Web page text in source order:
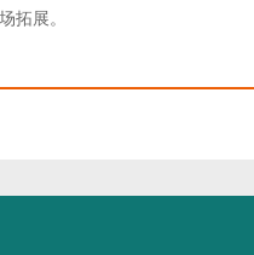
拓展。